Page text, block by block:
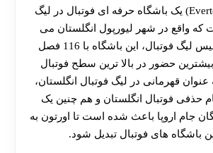
(Everton Football Club) یک باشگاه حرفه‌ ای فوتبال در لیگ
که واقع در شهر لیورپول انگلستان می
باشد. از زمان تأسیس لیگ فوتبال، این باشگاه با 116 فصل
حضور در بالا ترین سطح فوتبال
قهرمانی در لیگ فوتبال انگلستان،
حذفی فوتبال انگلستان و هم چنین یک
جام اروپا باعث شده است تا اورتون به
باشگاه های فوتبال تبدیل شود.